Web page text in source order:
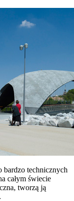
bardzo technicznych
całym świecie
tworzą ją